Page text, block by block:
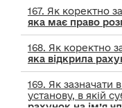
167. Як коректно
яка має право
168. Як коректно
яка відкрила
169. Як зазначати
установу, в якій